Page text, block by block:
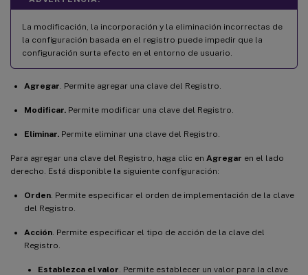
La modificación, la incorporación y la eliminación incorrectas de
la configuración basada en el registro puede impedir que la
configuración surta efecto en el entorno de usuario.
Agregar . Permite agregar una clave del Registro.
Modificar. Permite modificar una clave del Registro.
Eliminar. Permite eliminar una clave del Registro.
Para agregar una clave del Registro, haga clic en Agregar en el lado
derecho. Está disponible la siguiente configuración:
Orden . Permite especificar el orden de implementación de la clave
del Registro.
Acción . Permite especificar el tipo de acción de la clave del
Registro.
Establezca el valor . Permite establecer un valor para la clave